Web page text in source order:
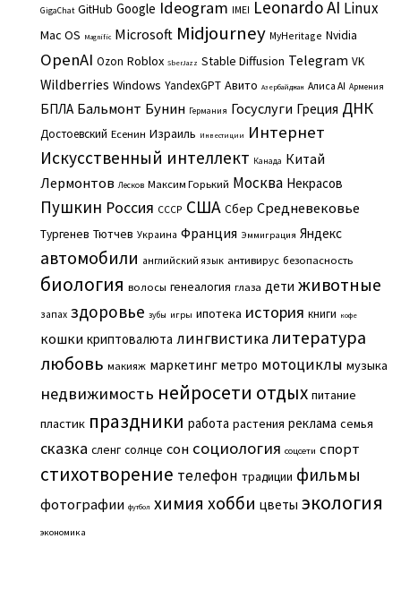
GigaChat GitHub Google Ideogram IMEI Leonardo AI Linux
Mac OS Magnific Microsoft Midjourney MyHeritage Nvidia
OpenAI Ozon Roblox SberJazz Stable Diffusion Telegram VK
Wildberries Windows YandexGPT Авито Азербайджан Алиса AI Армения
БПЛА Бальмонт Бунин Германия Госуслуги Греция ДНК
Достоевский Есенин Израиль Инвестиции Интернет
Искусственный интеллект Канада Китай
Лермонтов Лесков Максим Горький Москва Некрасов
Пушкин Россия СССР США Сбер Средневековье
Тургенев Тютчев Украина Франция Эммиграция Яндекс
автомобили английский язык антивирус безопасность
биология волосы генеалогия глаза дети животные
запах здоровье зубы игры ипотека история книги кофе
кошки криптовалюта лингвистикалитература
любовь макияж маркетинг метро мотоциклы музыка
недвижимость нейросети отдых питание
пластик праздники работа растения реклама семья
сказка сленг солнце сон социология соцсети спорт
стихотворение телефон традиции фильмы
фотографии футбол химия хобби цветы экология
экономика